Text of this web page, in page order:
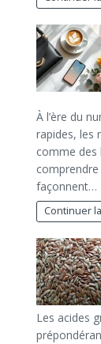
À l’ère du
rapides, les
comme des
façonnent…
Continuer
Les acides